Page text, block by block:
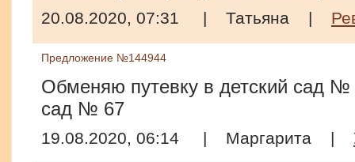
20.08.2020, 07:31 | Татьяна |
Предложение №144944
Обменяю путевку в детский сад №
сад № 67
19.08.2020, 06:14 | Маргарита |